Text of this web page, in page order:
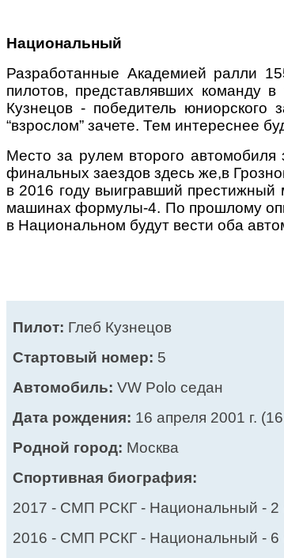
Национальный
Разработанные Академией ралли
пилотов, представлявших команду
Кузнецов - победитель юниорского
“взрослом” зачете. Тем интереснее
Место за рулем второго
финальных заездов здесь же,в
в 2016 году выигравший
машинах формулы-4. По прошлому
в Национальном будут вести оба
Пилот: Глеб Кузнецов
Стартовый номер: 5
Автомобиль: VW Polo седан
Дата рождения: 16 апреля 2001 г.
Родной город: Москва
Спортивная биография:
2017 - СМП РСКГ - Национальный - 2
2016 - СМП РСКГ - Национальный - 6